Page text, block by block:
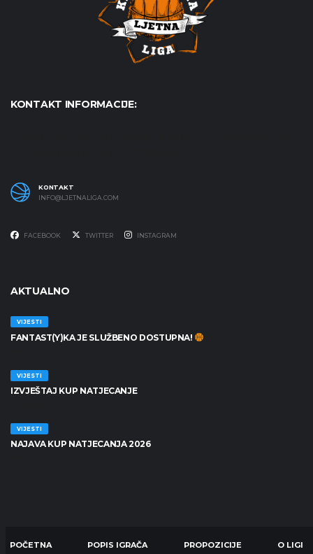
KONTAKT INFORMACIJE:
KONTAKT
INFO@LJETNALIGA.COM
FACEBOOK TWITTER INSTAGRAM
AKTUALNO
VIJESTI
FANTAST(Y)KA JE SLUŽBENO DOSTUPNA!
VIJESTI
IZVJEŠTAJ KUP NATJECANJE
VIJESTI
NAJAVA KUP NATJECANJA 2026
POČETNA POPIS IGRAČA PROPOZICIJE O LIGI